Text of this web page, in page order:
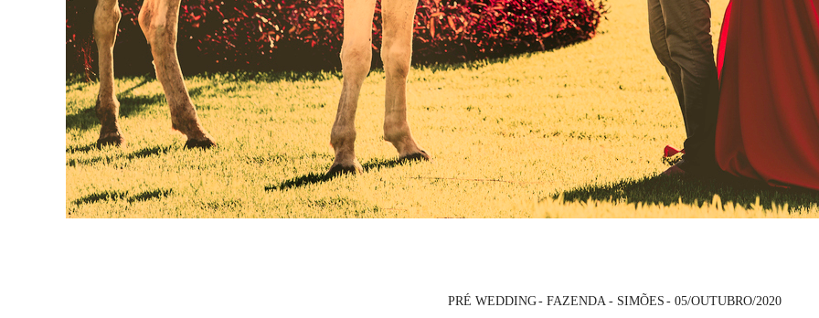
PRÉ WEDDING FAZENDA - SIMÕES 05/OUTUBRO/2020